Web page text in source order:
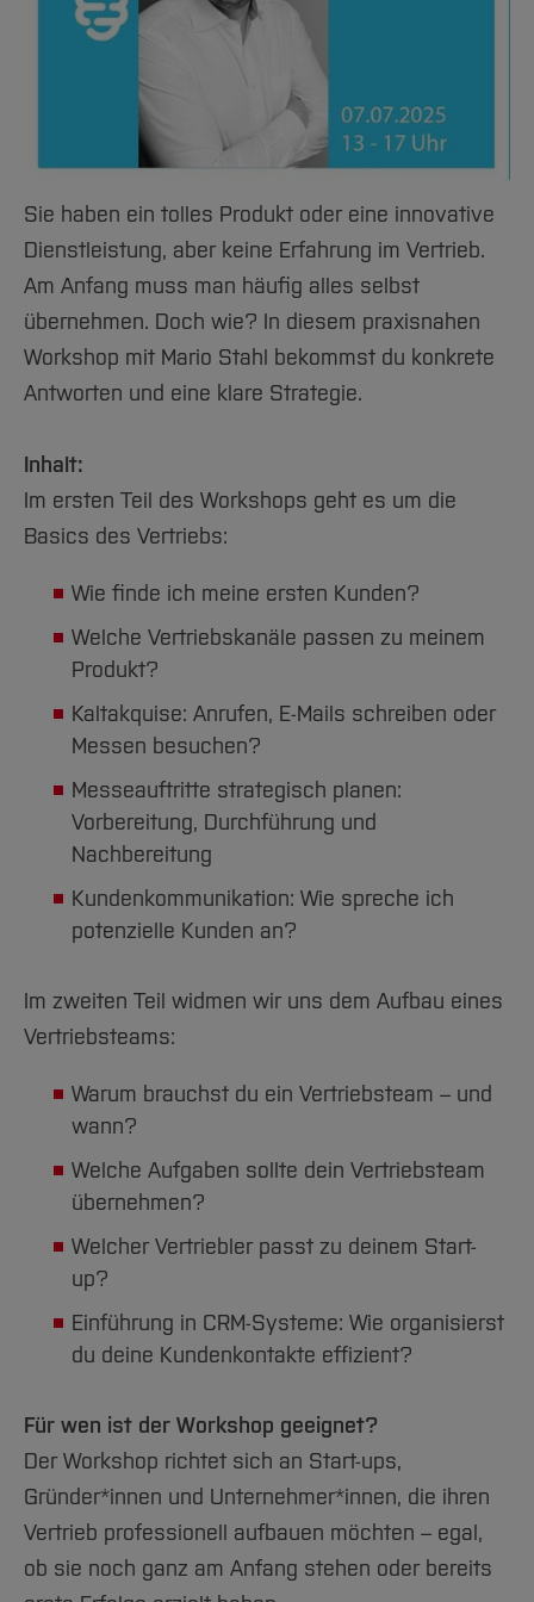
Arbeiten im FB G
Forschung und Projekte
Service
Studiengänge
Studieninteressierte
Aktuelles
Fachgruppen
Forschung und Entwicklung
Team
Service
Amtliche Bekanntmachungen
Notfall-Infos
BO Shop
Familiengerechte Hochschule
Diskriminierungsfreie Hochschule
Vertretungen
Wahlen
Hochschulbibliothek
International Office
Medienzentrum
Zentrale Studienberatung
Sie haben ein tolles Produkt oder eine innovative
Dienstleistung, aber keine Erfahrung im Vertrieb.
Am Anfang muss man häufig alles selbst
übernehmen. Doch wie? In diesem praxisnahen
Workshop mit Mario Stahl bekommst du konkrete
Antworten und eine klare Strategie.
Inhalt:
Im ersten Teil des Workshops geht es um die
Basics des Vertriebs:
Wie finde ich meine ersten Kunden?
Welche Vertriebskanäle passen zu meinem
Produkt?
Kaltakquise: Anrufen, E-Mails schreiben oder
Messen besuchen?
Messeauftritte strategisch planen:
Vorbereitung, Durchführung und
Nachbereitung
Kundenkommunikation: Wie spreche ich
potenzielle Kunden an?
Im zweiten Teil widmen wir uns dem Aufbau eines
Vertriebsteams:
Warum brauchst du ein Vertriebsteam – und
wann?
Welche Aufgaben sollte dein Vertriebsteam
übernehmen?
Welcher Vertriebler passt zu deinem Start-
up?
Einführung in CRM-Systeme: Wie organisierst
du deine Kundenkontakte effizient?
Für wen ist der Workshop geeignet?
Der Workshop richtet sich an Start-ups,
Gründer*innen und Unternehmer*innen, die ihren
Vertrieb professionell aufbauen möchten – egal,
ob sie noch ganz am Anfang stehen oder bereits